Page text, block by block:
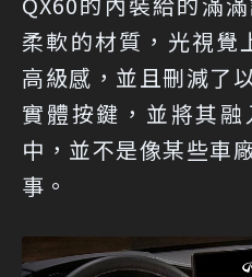
柔軟的材質，光視覺
高級感，並且刪減了
實體按鍵，並將其
中，並不是像某些車
事。